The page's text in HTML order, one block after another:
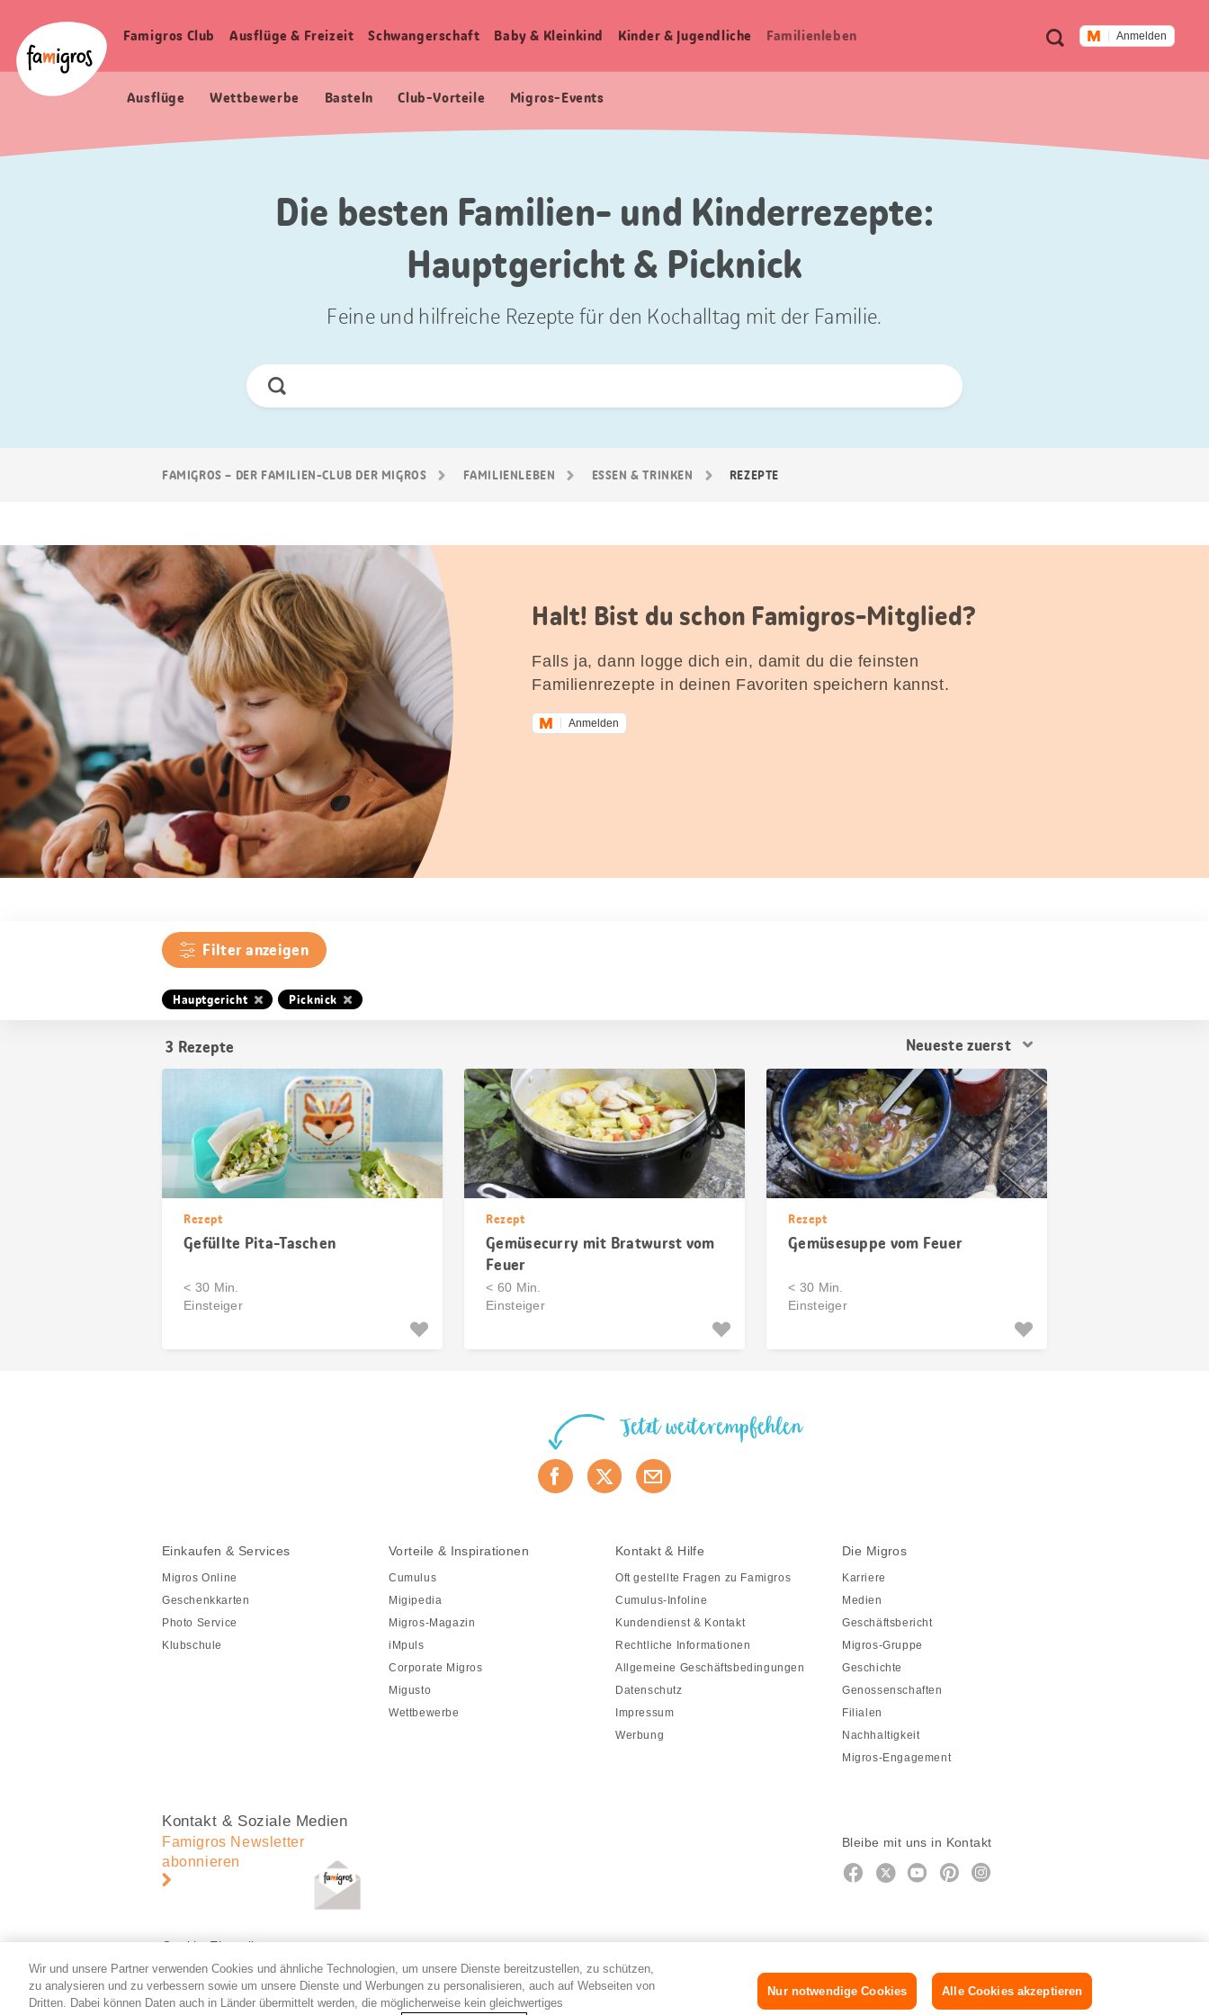
Navigation
Logo
Meta
Navigation
Suche Anmelden
Haupt
Famigros Club Ausflüge & Freizeit Schwangerschaft Baby & Kleinkind Kinder & Jugendliche Familien­leben
Ausflüge Wettbewerbe Basteln Club-Vorteile Migros-Events
Die besten Familien- und Kinderrezepte:
Hauptgericht & Picknick
Feine und hilfreiche Rezepte für den Kochalltag mit der Familie.
Jetzt
FAMIGROS – DER FAMILIEN-CLUB DER MIGROS FAMILIEN­LEBEN ESSEN & TRINKEN REZEPTE
Halt! Bist du schon Famigros-Mitglied?
Falls ja, dann logge dich ein, damit du die feinsten
Familienrezepte in deinen Favoriten speichern kannst.
Anmelden
Filter anzeigen
Hauptgericht Picknick
3 Rezepte
Resultat
Rezept
Gefüllte Pita-Taschen
< 30 Min.
Einsteiger
Rezept
Gemüsecurry mit Bratwurst vom
Feuer
< 60 Min.
Einsteiger
Rezept
Gemüsesuppe vom Feuer
< 30 Min.
Einsteiger
Jetzt weiterempfehlen
Einkaufen & Services
Migros Online
Geschenkkarten
Photo Service
Klubschule
Vorteile & Inspirationen
Cumulus
Migipedia
Migros-Magazin
iMpuls
Corporate Migros
Migusto
Wettbewerbe
Kontakt & Hilfe
Oft gestellte Fragen zu Famigros
Cumulus-Infoline
Kundendienst & Kontakt
Rechtliche Informationen
Allgemeine Geschäftsbedingungen
Datenschutz
Impressum
Werbung
Die Migros
Karriere
Medien
Geschäftsbericht
Migros-Gruppe
Geschichte
Genossenschaften
Filialen
Nachhaltigkeit
Migros-Engagement
Kontakt & Soziale Medien
Famigros Newsletter
abonnieren
Bleibe mit uns in Kontakt
Facebook
https://twitter.com/migros
https://www.youtube.com/user/
PinterestInstagram
Cookie-Einstellungen
© 2026 Migros-Genossenschafts-Bund DE FR IT
Wir und unsere Partner verwenden Cookies und ähnliche Technologien, um unsere Dienste bereitzustellen, zu schützen,
zu analysieren und zu verbessern sowie um unsere Dienste und Werbungen zu personalisieren, auch auf Webseiten von
Dritten. Dabei können Daten auch in Länder übermittelt werden, die möglicherweise kein gleichwertiges
Nur notwendige Cookies Alle Cookies akzeptieren